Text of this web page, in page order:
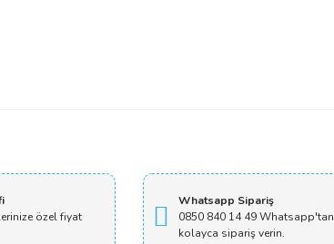
özel fiyat
Whatsapp Sipariş
0850 840 14 49 Whatsapp'tan
kolayca sipariş verin.